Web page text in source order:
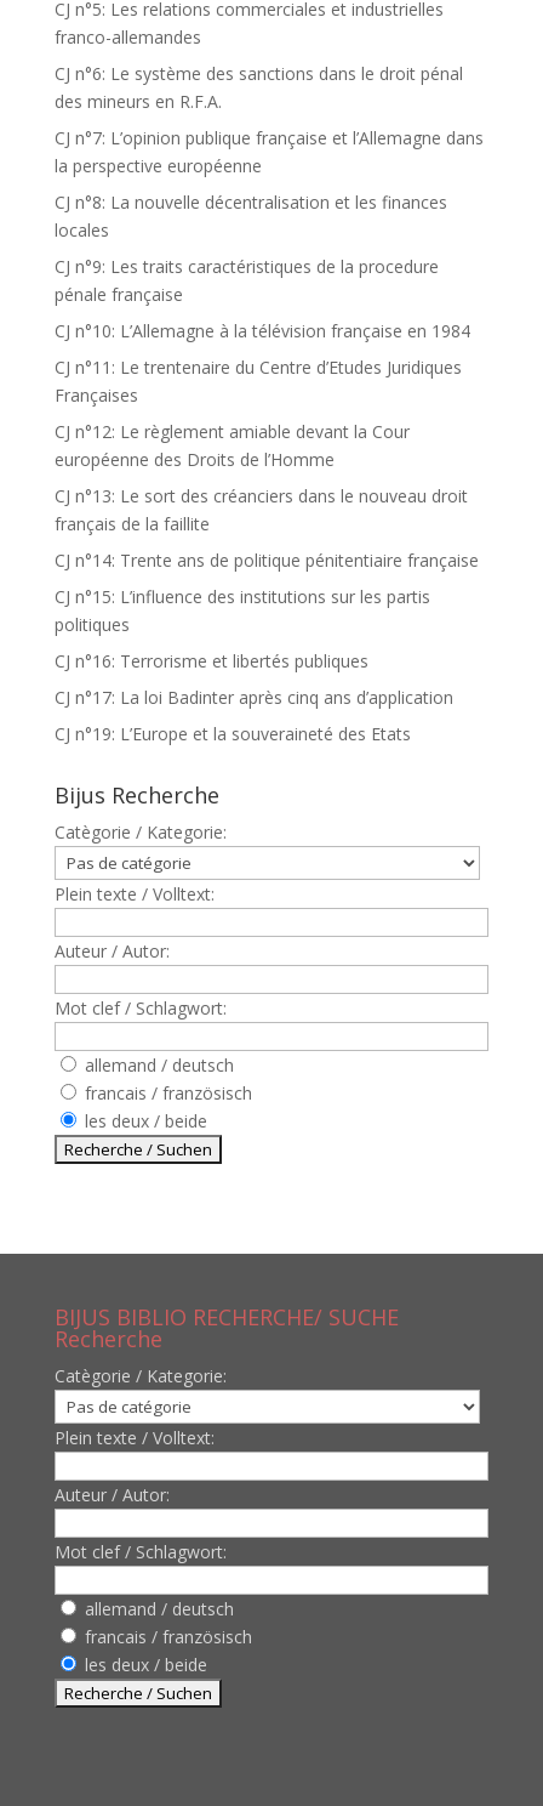
CJ n°5: Les relations commerciales et industrielles
franco-allemandes
CJ n°6: Le système des sanctions dans le droit pénal
des mineurs en R.F.A.
CJ n°7: L’opinion publique française et l’Allemagne dans
la perspective européenne
CJ n°8: La nouvelle décentralisation et les finances
locales
CJ n°9: Les traits caractéristiques de la procedure
pénale française
CJ n°10: L’Allemagne à la télévision française en 1984
CJ n°11: Le trentenaire du Centre d’Etudes Juridiques
Françaises
CJ n°12: Le règlement amiable devant la Cour
européenne des Droits de l’Homme
CJ n°13: Le sort des créanciers dans le nouveau droit
français de la faillite
CJ n°14: Trente ans de politique pénitentiaire française
CJ n°15: L’influence des institutions sur les partis
politiques
CJ n°16: Terrorisme et libertés publiques
CJ n°17: La loi Badinter après cinq ans d’application
CJ n°19: L’Europe et la souveraineté des Etats
Bijus Recherche
Catègorie / Kategorie:
Plein texte / Volltext:
Auteur / Autor:
Mot clef / Schlagwort:
allemand / deutsch
francais / französisch
les deux / beide
BIJUS BIBLIO RECHERCHE/ SUCHE
Recherche
Catègorie / Kategorie:
Plein texte / Volltext:
Auteur / Autor:
Mot clef / Schlagwort:
allemand / deutsch
francais / französisch
les deux / beide